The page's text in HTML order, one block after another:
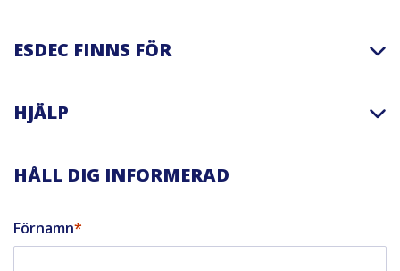
ESDEC FINNS FÖR
HJÄLP
HÅLL DIG INFORMERAD
Förnamn